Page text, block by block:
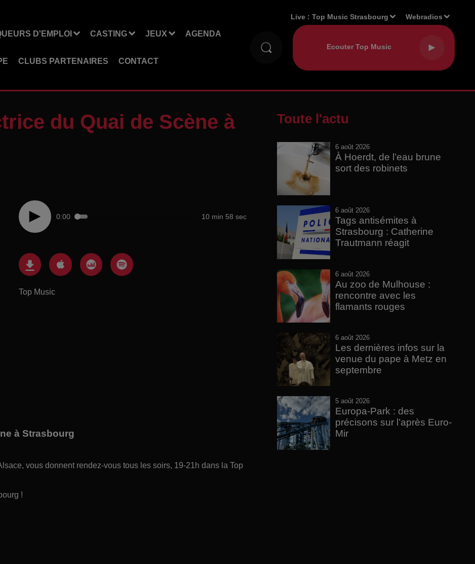
D'EMPLOI CASTING JEUX AGENDA
CLUBS PARTENAIRES CONTACT
Live :Top Music Strasbourg Webradios
du Quai de Scène à
0:00 10 min 58 sec
Top Music
à Strasbourg
vous donnent rendez-vous tous les soirs, 19-21h dans la Top
!
Toute l'actu
6 août 2026
À Hoerdt, de l’eau brune
sort des robinets
6 août 2026
Tags antisémites à
Strasbourg : Catherine
Trautmann réagit
6 août 2026
Au zoo de Mulhouse :
rencontre avec les
flamants rouges
6 août 2026
Les dernières infos sur la
venue du pape à Metz en
septembre
5 août 2026
Europa-Park : des
précisons sur l’après Euro-
Mir